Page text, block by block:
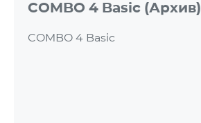
COMBO 4 Basic (Архив)
COMBO 4 Basic